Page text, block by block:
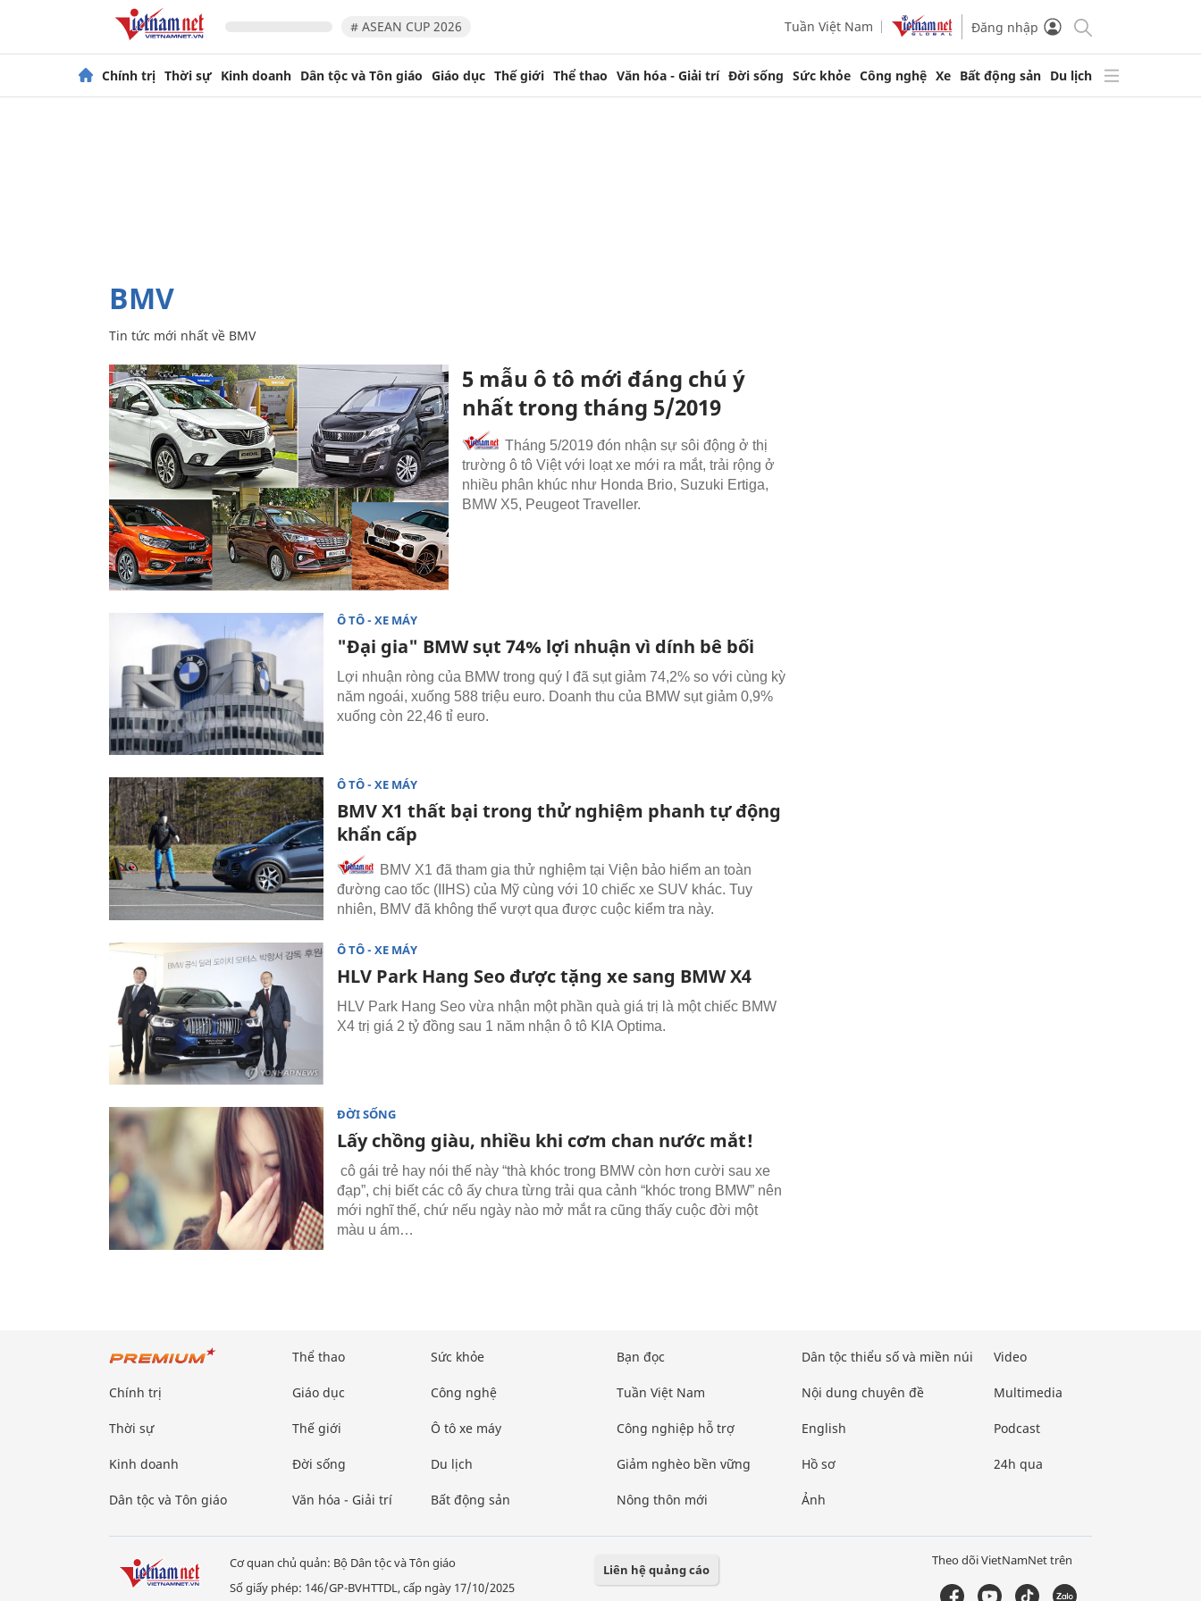
# ASEAN CUP 2026 Tuần Việt Nam Đăng nhập
Chính trị Thời sự Kinh doanh Dân tộc và Tôn giáo Giáo dục Thế giới Thể thao Văn hóa - Giải trí Đời sống Sức khỏe Công nghệ Xe Bất động sản Du lịch
BMV
Tin tức mới nhất về BMV
5 mẫu ô tô mới đáng chú ý
nhất trong tháng 5/2019
Tháng 5/2019 đón nhận sự sôi động ở thị
trường ô tô Việt với loạt xe mới ra mắt, trải rộng ở
nhiều phân khúc như Honda Brio, Suzuki Ertiga,
BMW X5, Peugeot Traveller.
Ô TÔ - XE MÁY
"Đại gia" BMW sụt 74% lợi nhuận vì dính bê bối
Lợi nhuận ròng của BMW trong quý I đã sụt giảm 74,2% so với cùng kỳ
năm ngoái, xuống 588 triệu euro. Doanh thu của BMW sụt giảm 0,9%
xuống còn 22,46 tỉ euro.
Ô TÔ - XE MÁY
BMV X1 thất bại trong thử nghiệm phanh tự động
khẩn cấp
BMV X1 đã tham gia thử nghiệm tại Viện bảo hiểm an toàn
đường cao tốc (IIHS) của Mỹ cùng với 10 chiếc xe SUV khác. Tuy
nhiên, BMV đã không thể vượt qua được cuộc kiểm tra này.
Ô TÔ - XE MÁY
HLV Park Hang Seo được tặng xe sang BMW X4
HLV Park Hang Seo vừa nhận một phần quà giá trị là một chiếc BMW
X4 trị giá 2 tỷ đồng sau 1 năm nhận ô tô KIA Optima.
ĐỜI SỐNG
Lấy chồng giàu, nhiều khi cơm chan nước mắt!
cô gái trẻ hay nói thế này “thà khóc trong BMW còn hơn cười sau xe
đạp”, chị biết các cô ấy chưa từng trải qua cảnh “khóc trong BMW” nên
mới nghĩ thế, chứ nếu ngày nào mở mắt ra cũng thấy cuộc đời một
màu u ám…
Chính trị
Thời sự
Kinh doanh
Dân tộc và Tôn giáo
Thể thao
Giáo dục
Thế giới
Đời sống
Văn hóa - Giải trí
Sức khỏe
Công nghệ
Ô tô xe máy
Du lịch
Bất động sản
Bạn đọc
Tuần Việt Nam
Công nghiệp hỗ trợ
Giảm nghèo bền vững
Nông thôn mới
Dân tộc thiểu số và miền núi
Nội dung chuyên đề
English
Hồ sơ
Ảnh
Video
Multimedia
Podcast
24h qua
Cơ quan chủ quản: Bộ Dân tộc và Tôn giáo
Số giấy phép: 146/GP-BVHTTDL, cấp ngày 17/10/2025
Liên hệ quảng cáo
Theo dõi VietNamNet trên